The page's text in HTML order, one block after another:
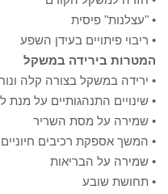
• "עצלנות" פיסית
• ריבוי פיתויים בעידן השפע
המטרות בירידה במשקל
• ירידה במשקל בצורה קלה
• שינויים התנהגותיים על מנת
• שמירה על מסת השריר
• המשך אספקת רכיבים חיוניים
• שמירה על הבריאות
• תחושת שובע